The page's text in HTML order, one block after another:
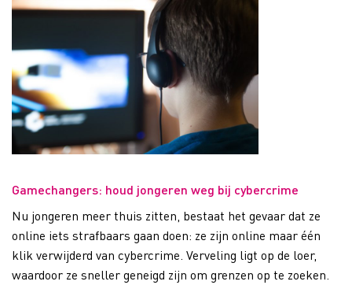
Gamechangers: houd jongeren weg bij cybercrime
Nu jongeren meer thuis zitten, bestaat het gevaar dat ze
online iets strafbaars gaan doen: ze zijn online maar één
klik verwijderd van cybercrime. Verveling ligt op de loer,
waardoor ze sneller geneigd zijn om grenzen op te zoeken.